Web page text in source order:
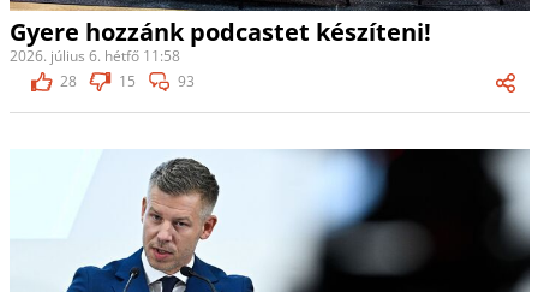
Gyere hozzánk podcastet készíteni!
2026. július 6. hétfő 11:58
28
15 93